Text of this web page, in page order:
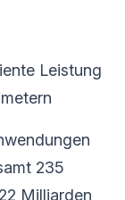
Leistung
235
Milliarden